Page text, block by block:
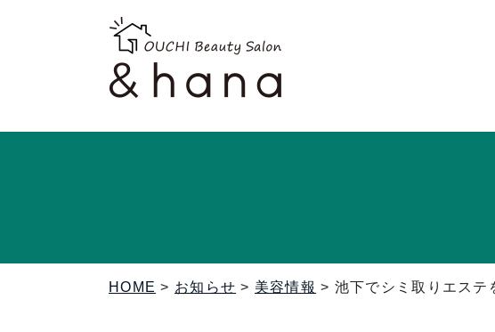
HOME > お知らせ > 美容情報 > 池下でシミ取りエステ